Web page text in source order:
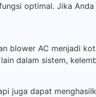
optimal. Jika
blower AC menjadi
dalam sistem,
juga dapat